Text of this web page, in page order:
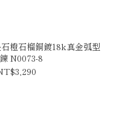
橙石榴銅鍍18k真金弧型
N0073-8